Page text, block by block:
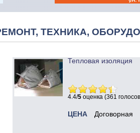
ТЕХНИКА,
Тепловая изоляция
4.4/5 оценка (361
ЦЕНА Договорная